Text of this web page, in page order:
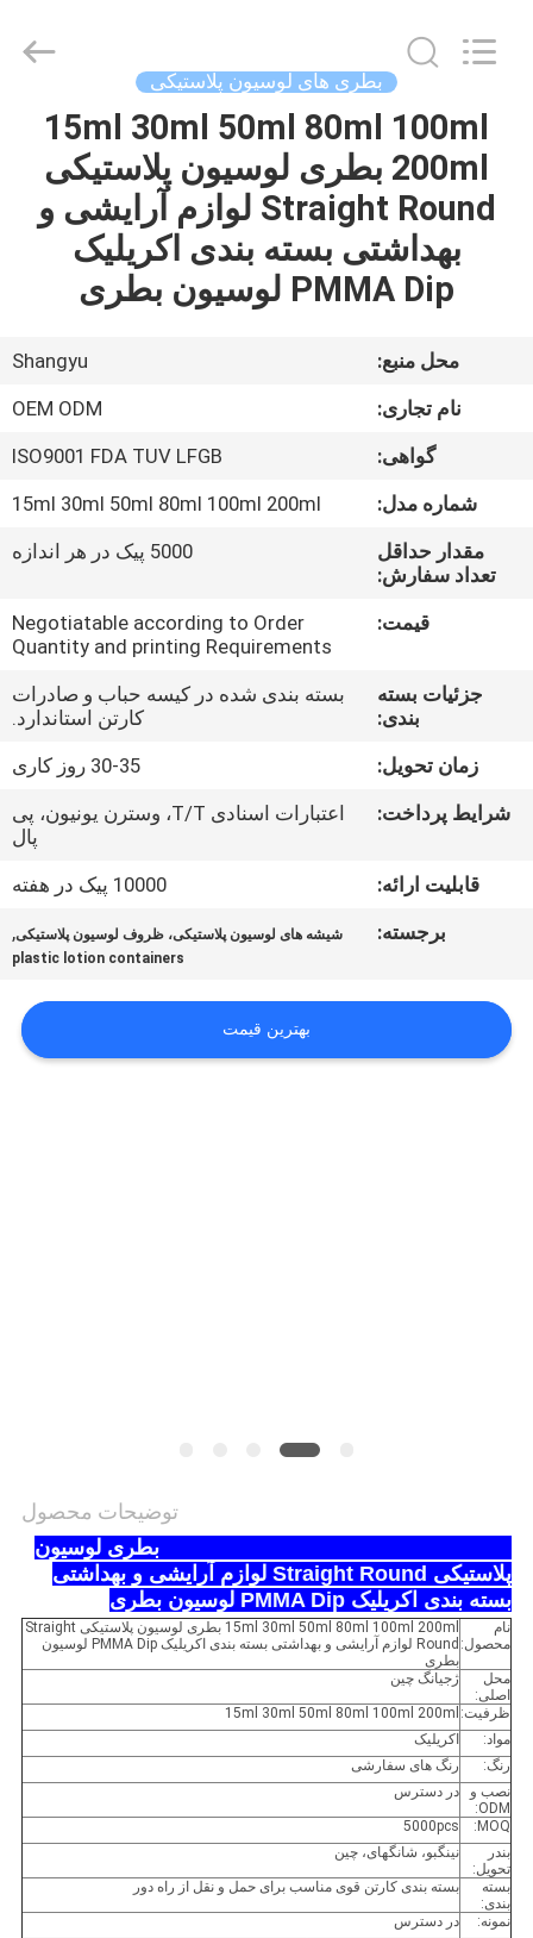
خانه
محصولات
درباره
کارخانه
کنترل
کیفیت
تماس
بگیرید
درخواست
سایت
Haojin
Plastic
بطری های لوسیون پلاستیکی
15ml 30ml 50ml 80ml 100ml
200ml بطری لوسیون پلاستیکی
Straight Round لوازم آرایشی و
بهداشتی بسته بندی اکریلیک
PMMA Dip لوسیون بطری
محل منبع:
Shangyu
نام تجاری:
OEM ODM
گواهی:
ISO9001 FDA TUV LFGB
شماره مدل:
15ml 30ml 50ml 80ml 100ml 200ml
مقدار حداقل
تعداد سفارش:
5000 پیک در هر اندازه
قیمت:
Negotiatable according to Order
Quantity and printing Requirements
جزئیات بسته
بندی:
بسته بندی شده در کیسه حباب و صادرات
کارتن استاندارد.
زمان تحویل:
30-35 روز کاری
شرایط پرداخت:
اعتبارات اسنادی T/T، وسترن یونیون، پی
پال
قابلیت ارائه:
10000 پیک در هفته
برجسته:
شیشه های لوسیون پلاستیکی، ظروف لوسیون پلاستیکی,
plastic lotion containers
بهترین قیمت
توضیحات محصول
15ml 30ml 50ml 80ml 100ml 200ml بطری لوسیون
پلاستیکی Straight Round لوازم آرایشی و بهداشتی
بسته بندی اکریلیک PMMA Dip لوسیون بطری
نام
محصول:
15ml 30ml 50ml 80ml 100ml 200ml بطری لوسیون پلاستیکی Straight
Round لوازم آرایشی و بهداشتی بسته بندی اکریلیک PMMA Dip لوسیون
بطری
محل
اصلی:
ژجیانگ چین
ظرفیت: 15ml 30ml 50ml 80ml 100ml 200ml
مواد:
اکریلیک
رنگ:
رنگ های سفارشی
نصب و
ODM:
در دسترس
MOQ:
5000pcs
بندر
تحویل:
نینگبو، شانگهای، چین
بسته
بندی:
بسته بندی کارتن قوی مناسب برای حمل و نقل از راه دور
نمونه:
در دسترس